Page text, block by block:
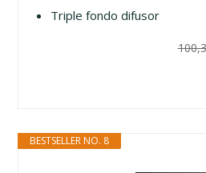
Triple fondo difusor
BESTSELLER NO. 8